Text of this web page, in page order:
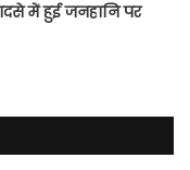
में हुई जनहानि पर